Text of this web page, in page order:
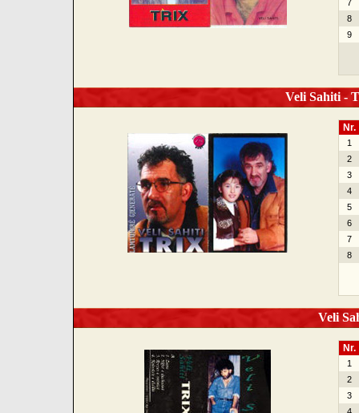
7
8
9
Veli Sahiti -
Nr.
1
2
3
4
5
6
7
8
Veli
Nr.
1
2
3